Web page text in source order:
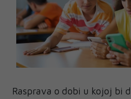
Rasprava o dobi u kojoj bi